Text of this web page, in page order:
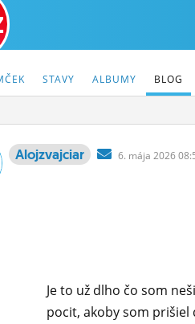
SA
STAVY ALBUMY BLOG
Alojzvajciar 6. mája 2026
Je to už dlho čo som
pocit, akoby som